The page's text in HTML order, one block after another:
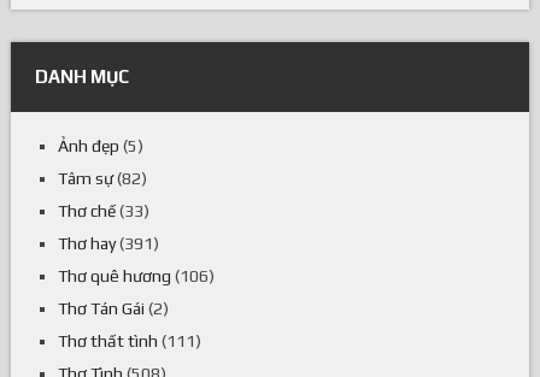
Ảnh đẹp(5)
Tâm sự(82)
Thơ chế(33)
Thơ hay(391)
Thơ quê hương
Thơ Tán Gái(2)
Thơ thất tình(111)